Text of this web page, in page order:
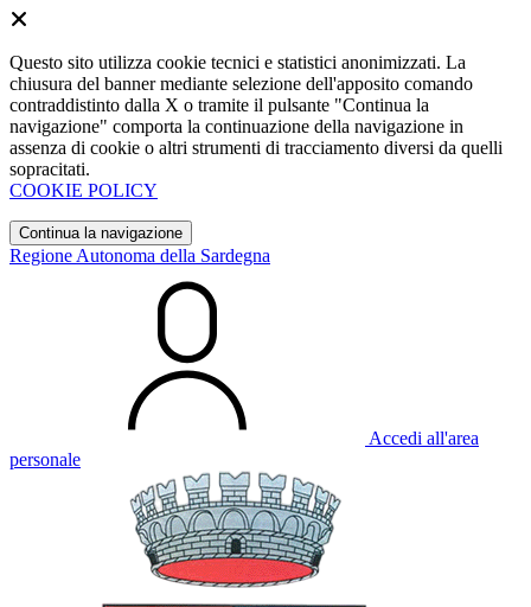
Questo sito utilizza cookie tecnici e statistici anonimizzati. La
chiusura del banner mediante selezione dell'apposito comando
contraddistinto dalla X o tramite il pulsante "Continua la
navigazione" comporta la continuazione della navigazione in
assenza di cookie o altri strumenti di tracciamento diversi da quelli
sopracitati.
COOKIE POLICY
Continua la navigazione
Regione Autonoma della Sardegna
Accedi all'area
personale